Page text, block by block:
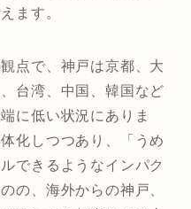
ます。
点で、神戸は京都、大
台湾、中国、韓国など
に低い状況にありま
化しつつあり、「うめ
できるようなインパク
の、海外からの神戸、